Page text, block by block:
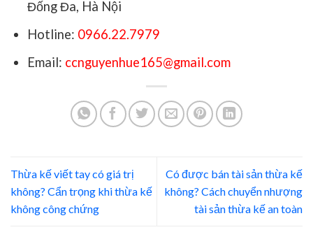
Đống Đa, Hà Nội
Hotline: 0966.22.7979
Email: ccnguyenhue165@gmail.com
Thừa kế viết tay có giá trị
không? Cẩn trọng khi thừa kế
không công chứng
Có được bán tài sản thừa kế
không? Cách chuyển nhượng
tài sản thừa kế an toàn